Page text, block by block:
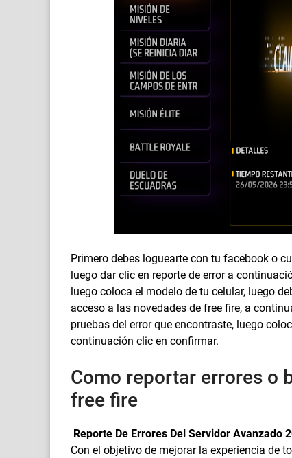
Primero debes loguearte con tu facebook o
luego dar clic en reporte de error a
luego coloca el modelo de tu celular, luego
acceso a las novedades de free fire, a
pruebas del error que encontraste, luego
continuación clic en confirmar.
Como reportar errores o
free fire
Reporte De Errores Del Servidor Avanzado
Con el objetivo de mejorar la experiencia de